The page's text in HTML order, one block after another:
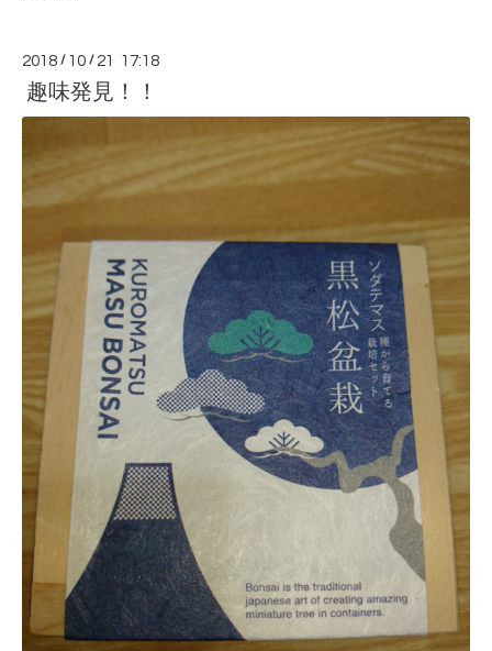
2018 / 10 / 21 17:18
趣味発見！！